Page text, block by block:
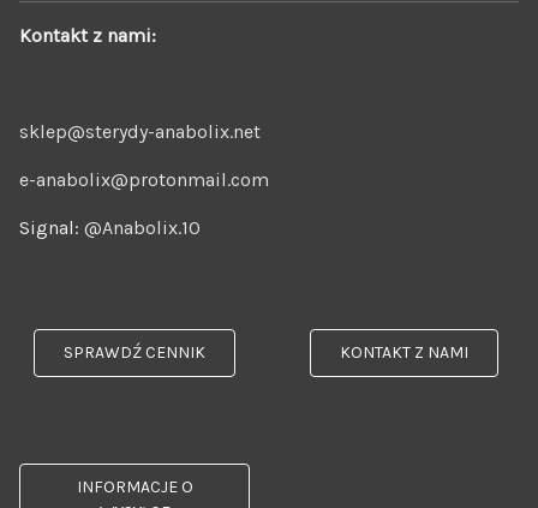
Kontakt z nami:
sklep@sterydy-anabolix.net
e-anabolix@protonmail.com
Signal: @Anabolix.10
SPRAWDŹ CENNIK KONTAKT Z NAMI
INFORMACJE O